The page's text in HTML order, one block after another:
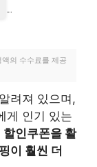
의 수수료를 제공
려져 있으며,
게 인기 있는
할인쿠폰을 활
이 훨씬 더